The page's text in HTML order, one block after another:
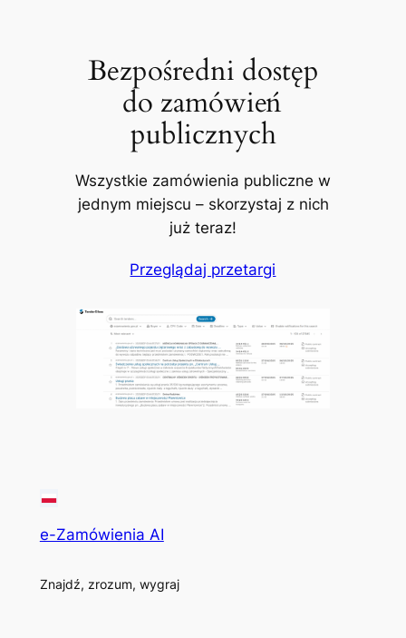
Bezpośredni dostęp
do zamówień
publicznych
Wszystkie zamówienia publiczne w
jednym miejscu – skorzystaj z nich
już teraz!
Przeglądaj przetargi
e-Zamówienia AI
Znajdź, zrozum, wygraj